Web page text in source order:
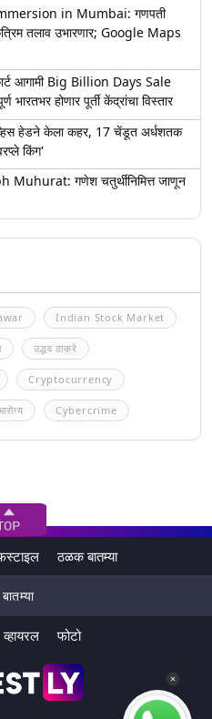
in Mumbai: गणपती
तलाव उभारणार; Google Maps
आगामी Big Billion Days Sale
भारतभर होणार पूर्ती केंद्रांचा विस्तार
हेडने केला कहर, 17 चेंडूत अर्धशतक
किंग'
गणेश चतुर्थीनिमित्त जाणून
Indian Stock Market
उद्धव ठाकरे
Cryptocurrency
Cybercrime
ठळक बातम्या
बातम्या
व्हायरल फोटो